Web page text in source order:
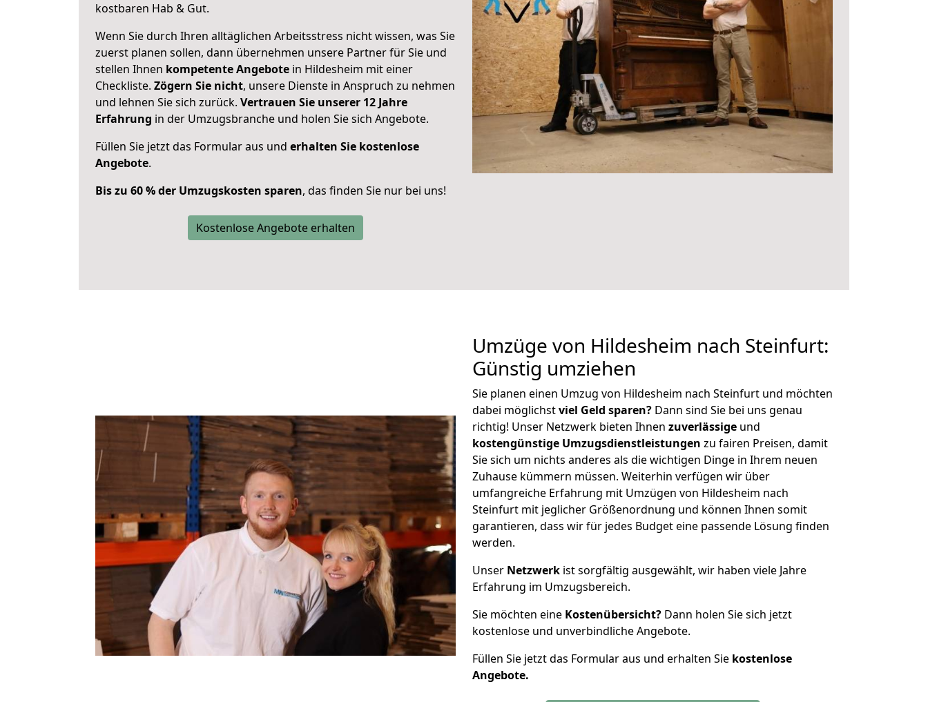
kostbaren Hab & Gut.
Wenn Sie durch Ihren alltäglichen Arbeitsstress nicht wissen, was Sie
zuerst planen sollen, dann übernehmen unsere Partner für Sie und
stellen Ihnen kompetente Angebote in Hildesheim mit einer
Checkliste. Zögern Sie nicht, unsere Dienste in Anspruch zu nehmen
und lehnen Sie sich zurück. Vertrauen Sie unserer 12 Jahre
Erfahrung in der Umzugsbranche und holen Sie sich Angebote.
Füllen Sie jetzt das Formular aus und erhalten Sie kostenlose
Angebote.
Bis zu 60 % der Umzugskosten sparen, das finden Sie nur bei uns!
Kostenlose Angebote erhalten
Umzüge von Hildesheim nach Steinfurt:
Günstig umziehen
Sie planen einen Umzug von Hildesheim nach Steinfurt und möchten
dabei möglichstviel Geld sparen? Dann sind Sie bei uns genau
richtig! Unser Netzwerk bieten Ihnen zuverlässige und
kostengünstige Umzugsdienstleistungen zu fairen Preisen, damit
Sie sich um nichts anderes als die wichtigen Dinge in Ihrem neuen
Zuhause kümmern müssen. Weiterhin verfügen wir über
umfangreiche Erfahrung mit Umzügen von Hildesheim nach
Steinfurt mit jeglicher Größenordnung und können Ihnen somit
garantieren, dass wir für jedes Budget eine passende Lösung finden
werden.
Unser Netzwerk ist sorgfältig ausgewählt, wir haben viele Jahre
Erfahrung im Umzugsbereich.
Sie möchten eine Kostenübersicht? Dann holen Sie sich jetzt
kostenlose und unverbindliche Angebote.
Füllen Sie jetzt das Formular aus und erhalten Sie kostenlose
Angebote.